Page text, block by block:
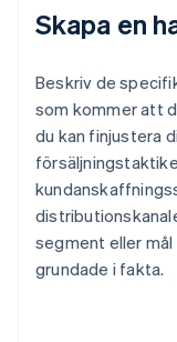
Skapa en
Beskriv de
som kommer att
du kan finjustera
segment eller
grundade i fakta.